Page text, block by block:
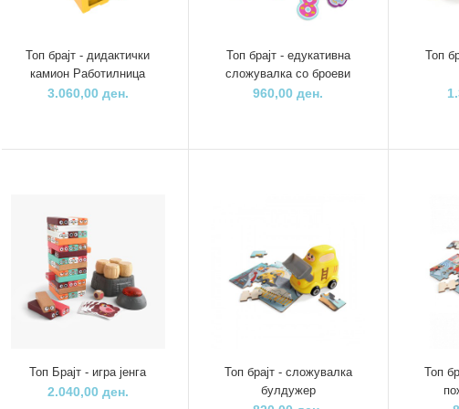
Топ брајт - тобоган
340,00 ден.
Пино игра 2во1 -
2.640,00 ден.
Пино домино премиум (55
домина)
Топ брајт - дидактички
камион Работилница
3.060,00 ден.
Топ брајт - едукативна
сложувалка со броеви
960,00 ден.
Топ
Топ Брајт - игра јенга
2.040,00 ден.
Топ брајт - сложувалка
булдужер
Топ